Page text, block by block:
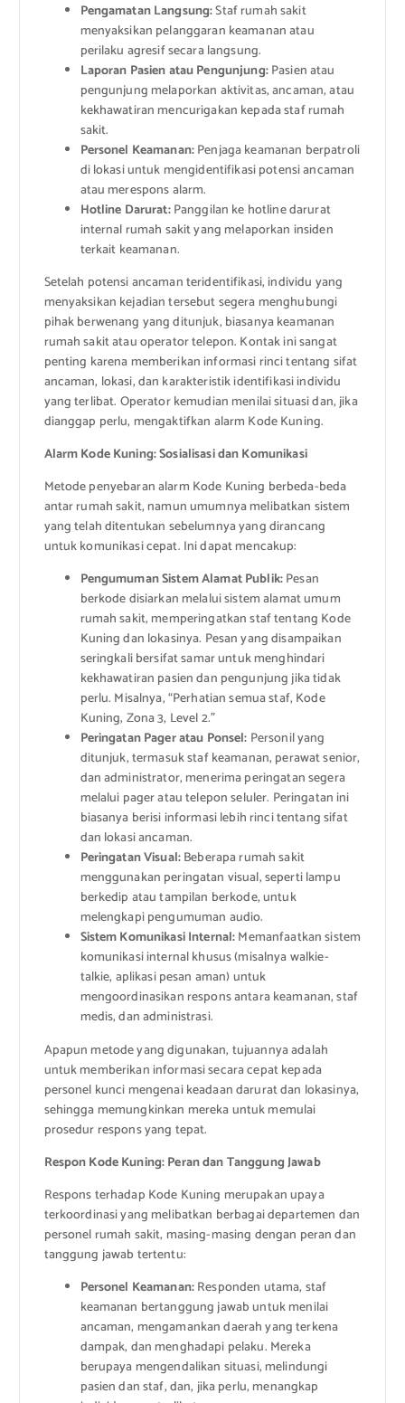
Pengamatan Langsung:Staf rumah sakit
menyaksikan pelanggaran keamanan atau
perilaku agresif secara langsung.
Laporan Pasien atau Pengunjung:Pasien atau
pengunjung melaporkan aktivitas, ancaman, atau
kekhawatiran mencurigakan kepada staf rumah
sakit.
Personel Keamanan:Penjaga keamanan berpatroli
di lokasi untuk mengidentifikasi potensi ancaman
atau merespons alarm.
Hotline Darurat:Panggilan ke hotline darurat
internal rumah sakit yang melaporkan insiden
terkait keamanan.
Setelah potensi ancaman teridentifikasi, individu yang
menyaksikan kejadian tersebut segera menghubungi
pihak berwenang yang ditunjuk, biasanya keamanan
rumah sakit atau operator telepon. Kontak ini sangat
penting karena memberikan informasi rinci tentang sifat
ancaman, lokasi, dan karakteristik identifikasi individu
yang terlibat. Operator kemudian menilai situasi dan, jika
dianggap perlu, mengaktifkan alarm Kode Kuning.
Alarm Kode Kuning: Sosialisasi dan Komunikasi
Metode penyebaran alarm Kode Kuning berbeda-beda
antar rumah sakit, namun umumnya melibatkan sistem
yang telah ditentukan sebelumnya yang dirancang
untuk komunikasi cepat. Ini dapat mencakup:
Pengumuman Sistem Alamat Publik:Pesan
berkode disiarkan melalui sistem alamat umum
rumah sakit, memperingatkan staf tentang Kode
Kuning dan lokasinya. Pesan yang disampaikan
seringkali bersifat samar untuk menghindari
kekhawatiran pasien dan pengunjung jika tidak
perlu. Misalnya, “Perhatian semua staf, Kode
Kuning, Zona 3, Level 2.”
Peringatan Pager atau Ponsel: Personil yang
ditunjuk, termasuk staf keamanan, perawat senior,
dan administrator, menerima peringatan segera
melalui pager atau telepon seluler. Peringatan ini
biasanya berisi informasi lebih rinci tentang sifat
dan lokasi ancaman.
Peringatan Visual:Beberapa rumah sakit
menggunakan peringatan visual, seperti lampu
berkedip atau tampilan berkode, untuk
melengkapi pengumuman audio.
Sistem Komunikasi Internal:Memanfaatkan sistem
komunikasi internal khusus (misalnya walkie-
talkie, aplikasi pesan aman) untuk
mengoordinasikan respons antara keamanan, staf
medis, dan administrasi.
Apapun metode yang digunakan, tujuannya adalah
untuk memberikan informasi secara cepat kepada
personel kunci mengenai keadaan darurat dan lokasinya,
sehingga memungkinkan mereka untuk memulai
prosedur respons yang tepat.
Respon Kode Kuning: Peran dan Tanggung Jawab
Respons terhadap Kode Kuning merupakan upaya
terkoordinasi yang melibatkan berbagai departemen dan
personel rumah sakit, masing-masing dengan peran dan
tanggung jawab tertentu:
Personel Keamanan:Responden utama, staf
keamanan bertanggung jawab untuk menilai
ancaman, mengamankan daerah yang terkena
dampak, dan menghadapi pelaku. Mereka
berupaya mengendalikan situasi, melindungi
pasien dan staf, dan, jika perlu, menangkap